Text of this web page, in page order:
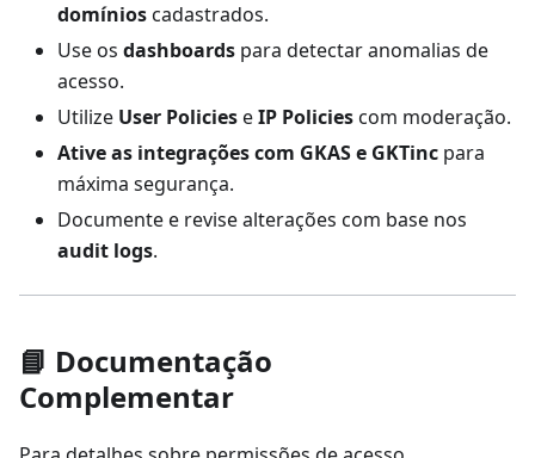
domínioscadastrados.
Use os dashboards para detectar anomalias de
acesso.
Utilize User PolicieseIP Policiescom moderação.
Ative as integrações com GKAS e GKTinc para
máxima segurança.
Documente e revise alterações com base nos
audit logs.
📘 Documentação
Complementar